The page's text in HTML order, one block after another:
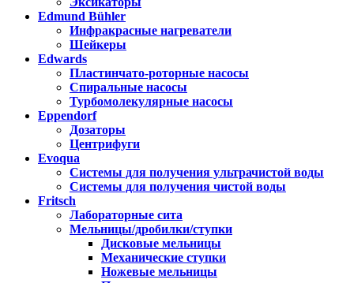
Edmund Bühler
Инфракрасные нагреватели
Шейкеры
Edwards
Пластинчато-роторные насосы
Спиральные насосы
Турбомолекулярные насосы
Eppendorf
Дозаторы
Центрифуги
Evoqua
Системы для получения ультрачистой воды
Системы для получения чистой воды
Fritsch
Лабораторные сита
Мельницы/дробилки/ступки
Дисковые мельницы
Механические ступки
Ножевые мельницы